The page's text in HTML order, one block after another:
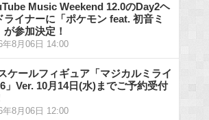
Music Weekend 12.0のDay2ヘ
ライナーに「ポケモン feat. 初音ミ
が参加決定！
年8月06日 14:00
ケールフィギュア「マジカルミライ
」Ver. 10月14日(水)までご予約受付
年8月06日 12:00